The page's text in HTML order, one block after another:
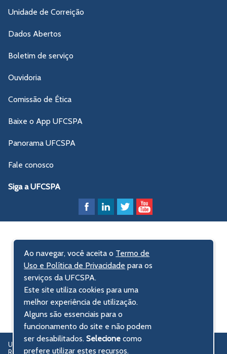
Unidade de Correição
Dados Abertos
Boletim de serviço
Ouvidoria
Comissão de Ética
Baixe o App UFCSPA
Panorama UFCSPA
Fale conosco
Siga a UFCSPA
UFCSPA – Universidade Federal de Ciências da Saúde de Porto Alegre
Rua Sarmento Leite, 245 - Centro Histórico
Ao navegar, você aceita o Termo de
Uso e Política de Privacidade para os
serviços da UFCSPA.
Este site utiliza cookies para uma
melhor experiência de utilização.
Alguns são essenciais para o
funcionamento do site e não podem
ser desabilitados.Selecionecomo
prefere utilizar estes recursos.